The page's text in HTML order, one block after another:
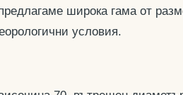
широка гама от
условия.